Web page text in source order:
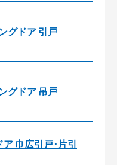
グドア 引戸
グドア 吊戸
巾広引戸･片引